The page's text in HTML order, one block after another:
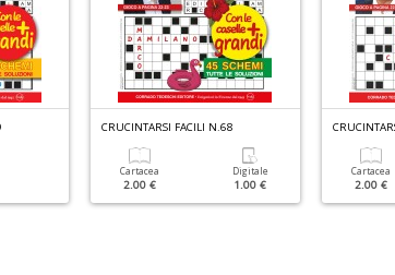
CRUCINTARSI FACILI N.68
Cartacea
2.00 €
Digitale
1.00 €
Cartacea
2.00 €